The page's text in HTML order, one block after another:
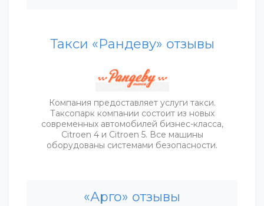
Такси «Рандеву» отзывы
Компания предоставляет услуги такси.
Таксопарк компании состоит из новых
современных автомобилей бизнес-класса,
Citroen 4 и Citroen 5. Все машины
оборудованы системами безопасности.
«Арго» отзывы